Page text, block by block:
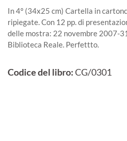
In 4° (34x25 cm) Cartella in
ripiegate. Con 12 pp. di
delle mostra: 22 novembre 2007-
Biblioteca Reale. Perfettto.
Codice del libro:CG/0301